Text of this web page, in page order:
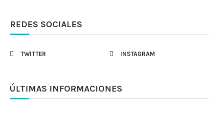
REDES SOCIALES
TWITTER INSTAGRAM
ÚLTIMAS INFORMACIONES